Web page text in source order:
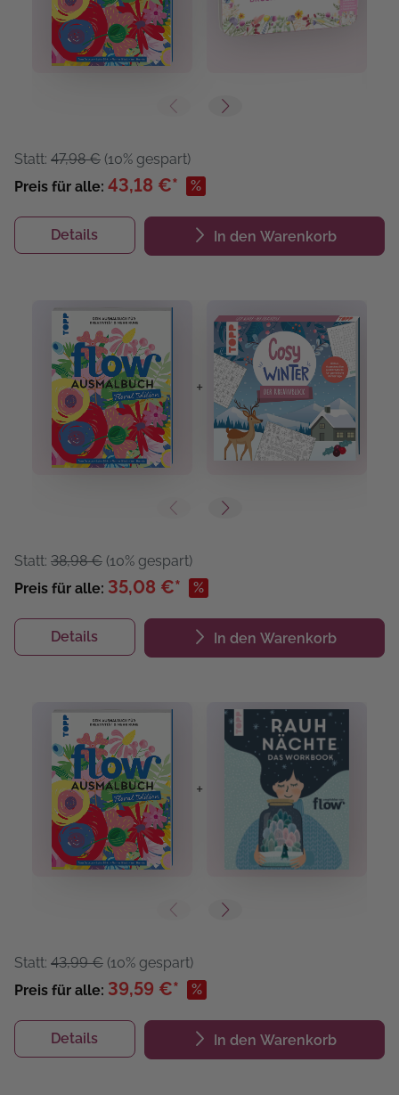
Statt: 47,98 € (10% gespart)
Preis für alle: 43,18 €* %
Details In den Warenkorb
+
Statt: 38,98 € (10% gespart)
Preis für alle: 35,08 €* %
Details In den Warenkorb
+
Statt: 43,99 € (10% gespart)
Preis für alle: 39,59 €* %
Details In den Warenkorb